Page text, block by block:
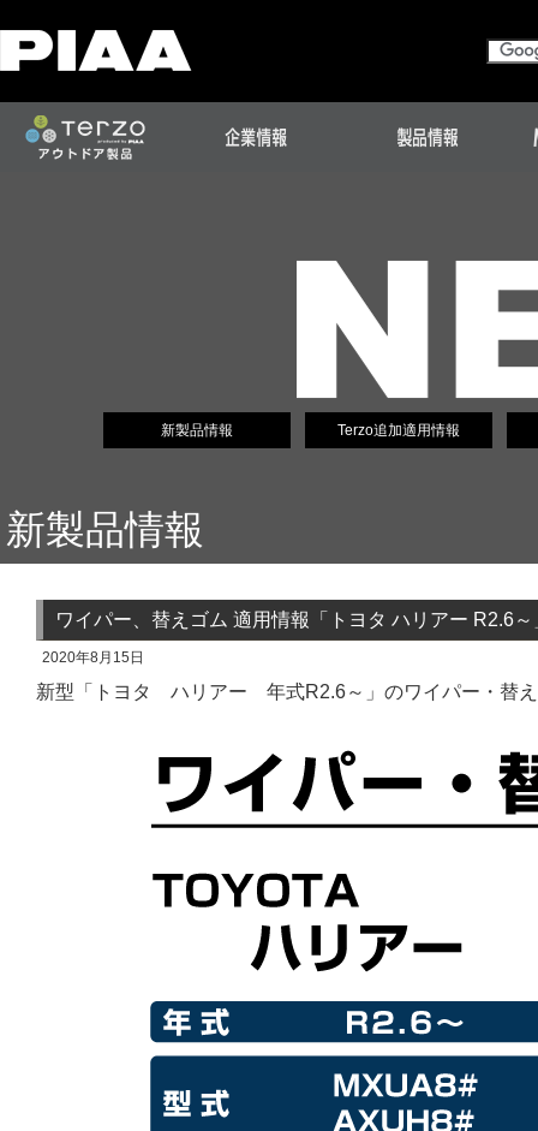
新製品情報 Terzo追加適用情報
新製品情報
ワイパー、替えゴム 適用情報「トヨタ ハリアー R2.6～
2020年8月15日
新型「トヨタ ハリアー 年式R2.6～」のワイパー・替